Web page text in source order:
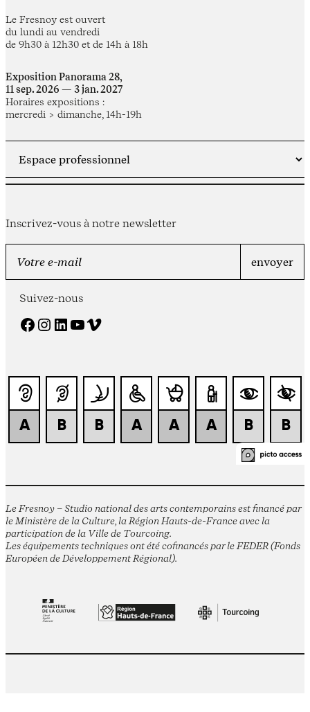
Le Fresnoy est ouvert
du lundi au vendredi
de 9h30 à 12h30 et de 14h à 18h
Exposition Panorama 28,
11 sep. 2026 — 3 jan. 2027
Horaires expositions :
mercredi > dimanche, 14h-19h
Inscrivez-vous à notre newsletter
Suivez-nous
Facebook Instagram LinkedIn YouTube Vimeo
Le Fresnoy – Studio national des arts contemporains est financé par
le Ministère de la Culture, la Région Hauts-de-France avec la
participation de la Ville de Tourcoing.
Les équipements techniques ont été cofinancés par le FEDER (Fonds
Européen de Développement Régional).